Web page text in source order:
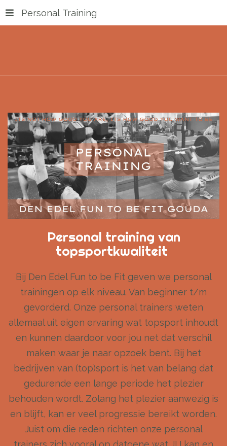
Personal Training
Personal training van
topsportkwaliteit
Bij Den Edel Fun to be Fit geven we personal
trainingen op elk niveau. Van beginner t/m
gevorderd. Onze personal trainers weten
allemaal uit eigen ervaring wat topsport inhoudt
en kunnen daardoor voor jou net dat verschil
maken waar je naar opzoek bent. Bij het
bedrijven van (top)sport is het van belang dat
gedurende een lange periode het plezier
behouden wordt. Zolang het plezier aanwezig is
en blijft, kan er veel progressie bereikt worden.
Juist om die reden richten onze personal